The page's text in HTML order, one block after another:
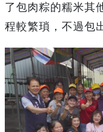
了包肉粽的糯米其
程較繁瑣，不過包